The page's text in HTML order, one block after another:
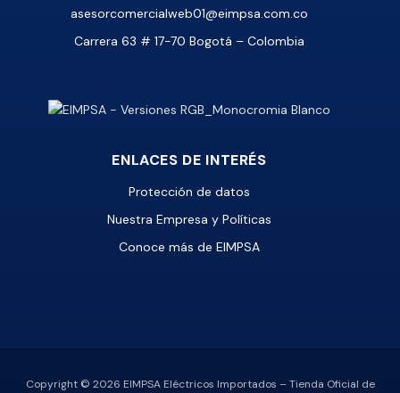
asesorcomercialweb01@eimpsa.com.co
Carrera 63 # 17-70 Bogotá – Colombia
ENLACES DE INTERÉS
Protección de datos
Nuestra Empresa y Políticas
Conoce más de EIMPSA
Copyright © 2026 EIMPSA Eléctricos Importados – Tienda Oficial de